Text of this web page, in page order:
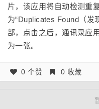
片，该应用将自动检测重
为“Duplicates Found（发
部，点击之后，通讯录应
为一张。
0 个赞 0 收藏